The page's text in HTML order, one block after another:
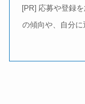
[PR] 応募や登録
の傾向や、自分